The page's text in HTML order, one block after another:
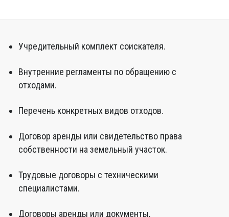
Учредительный комплект соискателя.
Внутренние регламенты по обращению с
отходами.
Перечень конкретных видов отходов.
Договор аренды или свидетельство права
собственности на земельный участок.
Трудовые договоры с техническими
специалистами.
Договоры аренды или документы,